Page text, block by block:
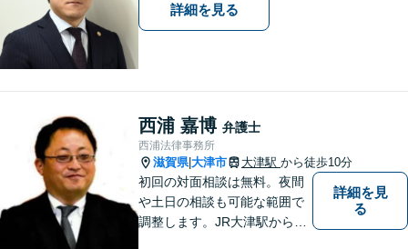
詳細を見る
西浦 嘉博 弁護士
西浦法律事務所
滋賀県|大津市 大津駅 から徒歩10分
初回の対面相談は無料。夜間
や土日の相談も可能な範囲で
調整します。JR大津駅から徒
詳細を見
る